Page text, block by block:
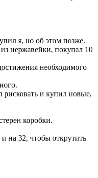
я, но об этом позже.
нержавейки, покупал 10
необходимого
рисковать и купил новые,
коробки.
на 32, чтобы открутить